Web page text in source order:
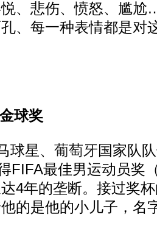
、悲伤、愤怒、尴
、每一种表情都是对
球奖
星、 葡萄牙国家队
FIFA最佳男运动员奖
4年的垄断。接过奖
的是他的小儿子，名